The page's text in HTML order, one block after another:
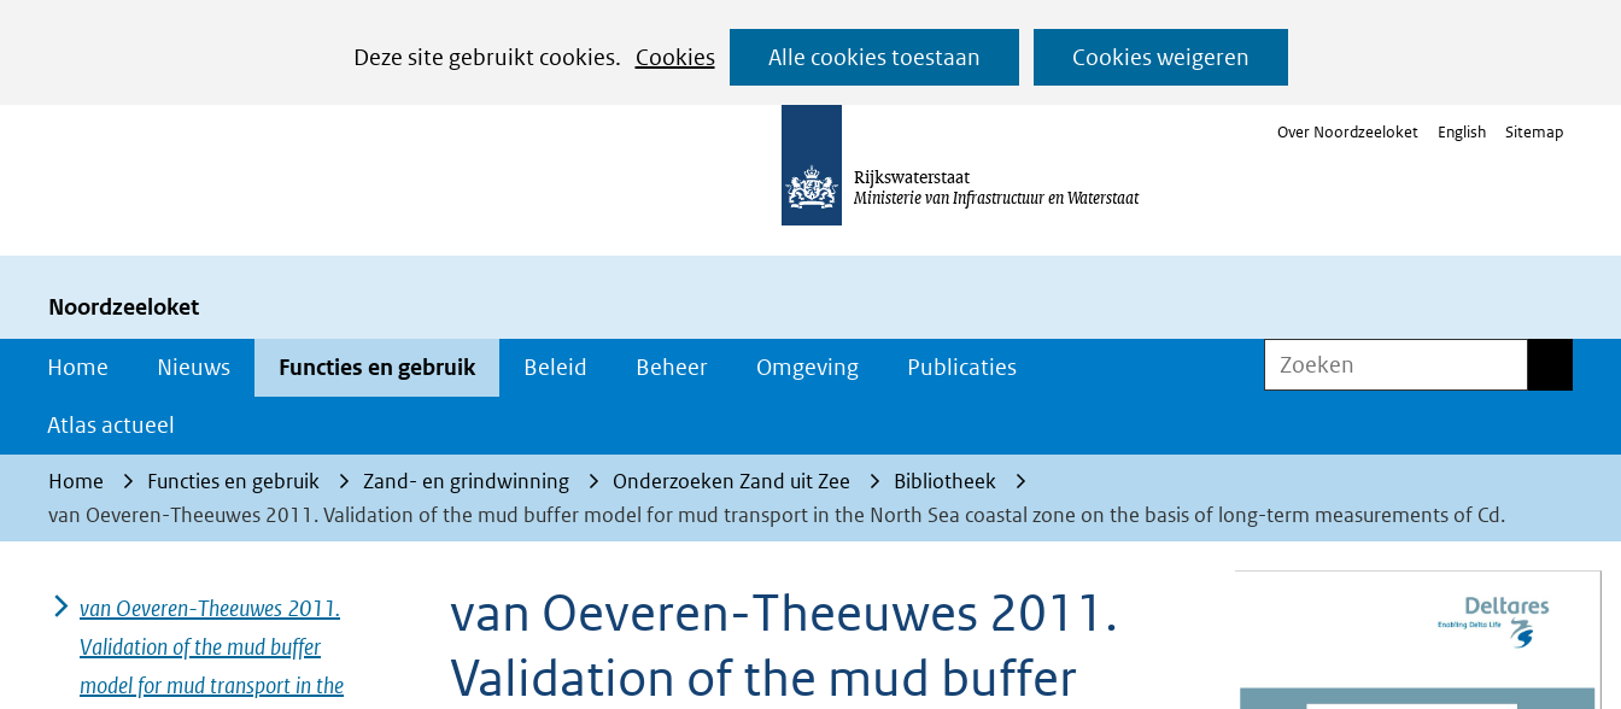
Deze site gebruikt cookies.
Cookies
van
cookies
op
deze
website
worden
toegestaan
Alle cookies toestaan Cookies weigeren
Ga
naar
de
Rijkswaterstaat
Ministerie van Infrastructuur en Waterstaat
Over Noordzeeloket English Sitemap
Noordzeeloket
Home Nieuws Functies en gebruik Beleid Beheer Omgeving Publicaties
Atlas actueel
Zoeken
Home Functies en gebruik Zand- en grindwinning Onderzoeken Zand uit Zee
Bibliotheek
van Oeveren-Theeuwes 2011. Validation of the mud buffer model for mud transport in the North Sea coastal zone on the basis of long-term measurements of Cd.
van Oeveren-Theeuwes 2011.
Validation of the mud buffer
van Oeveren-Theeuwes 2011.
Validation of the mud buffer
model for mud transport in the